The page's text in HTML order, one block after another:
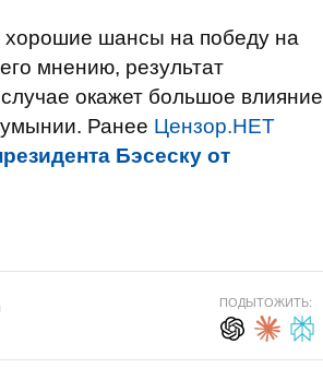
хорошие шансы на победу на
мнению, результат
окажет большое влияние
Ранее Цензор.НЕТ
Бэсеску от
ПОДЫТОЖИТЬ: